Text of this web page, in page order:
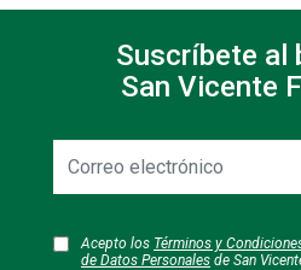
Suscríbete al
San Vicente
electrónico
Acepto los Términos y
de Datos Personales de San